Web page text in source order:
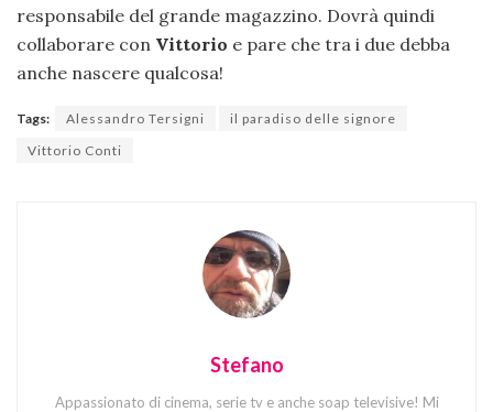
responsabile del grande magazzino. Dovrà quindi
collaborare con Vittorio e pare che tra i due debba
anche nascere qualcosa!
Tags: Alessandro Tersigni
il paradiso delle signore
Vittorio Conti
Stefano
Appassionato di cinema, serie tv e anche soap televisive! Mi